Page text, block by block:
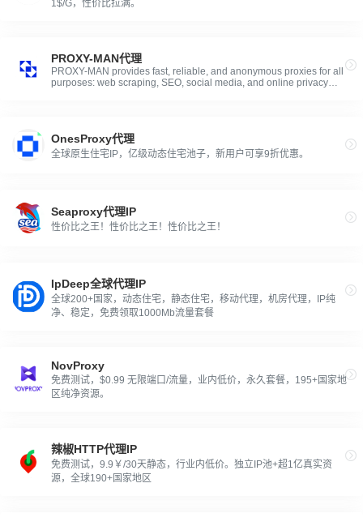
1$/G，性价比拉满。
PROXY-MAN代理
PROXY-MAN provides fast, reliable, and anonymous proxies for all
purposes: web scraping, SEO, social media, and online privacy
OnesProxy代理
全球原生住宅IP，亿级动态住宅池子，新用户可享9折优惠。
Seaproxy代理IP
性价比之王！性价比之王！性价比之王！
IpDeep全球代理IP
全球200+国家，动态住宅，静态住宅，移动代理，机房代理，IP纯
净、稳定，免费领取1000Mb流量套餐
NovProxy
免费测试，$0.99 无限端口/流量，业内低价，永久套餐，195+国家地
区纯净资源。
辣椒HTTP代理IP
免费测试，9.9￥/30天静态，行业内低价。独立IP池+超1亿真实资
源，全球190+国家地区